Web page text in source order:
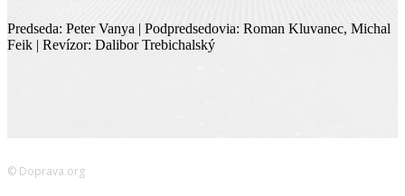
Predseda: Peter Vanya | Podpredsedovia: Roman Kluvanec, Michal
Feik | Revízor: Dalibor Trebichalský
© Doprava.org